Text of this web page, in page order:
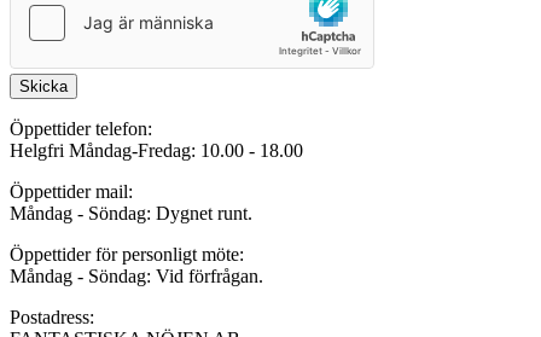
Skicka
Öppettider telefon:
Helgfri Måndag-Fredag: 10.00 - 18.00
Öppettider mail:
Måndag - Söndag: Dygnet runt.
Öppettider för personligt möte:
Måndag - Söndag: Vid förfrågan.
Postadress: